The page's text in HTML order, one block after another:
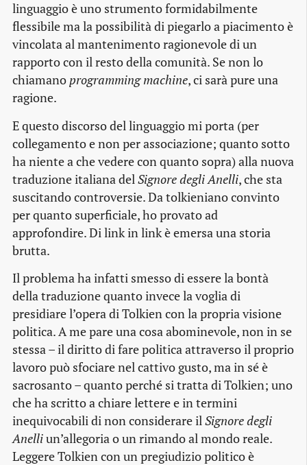
linguaggio è uno strumento formidabilmente
flessibile ma la possibilità di piegarlo a piacimento è
vincolata al mantenimento ragionevole di un
rapporto con il resto della comunità. Se non lo
chiamano programming machine, ci sarà pure una
ragione.
E questo discorso del linguaggio mi porta (per
collegamento e non per associazione; quanto sotto
ha niente a che vedere con quanto sopra) alla nuova
traduzione italiana del Signore degli Anelli, che sta
suscitando controversie. Da tolkieniano convinto
per quanto superficiale, ho provato ad
approfondire. Di link in link è emersa una storia
brutta.
Il problema ha infatti smesso di essere la bontà
della traduzione quanto invece la voglia di
presidiare l’opera di Tolkien con la propria visione
politica. A me pare una cosa abominevole, non in se
stessa – il diritto di fare politica attraverso il proprio
lavoro può sfociare nel cattivo gusto, ma in sé è
sacrosanto – quanto perché si tratta di Tolkien; uno
che ha scritto a chiare lettere e in termini
inequivocabili di non considerare il Signore degli
Anelliun’allegoria o un rimando al mondo reale.
Leggere Tolkien con un pregiudizio politico è